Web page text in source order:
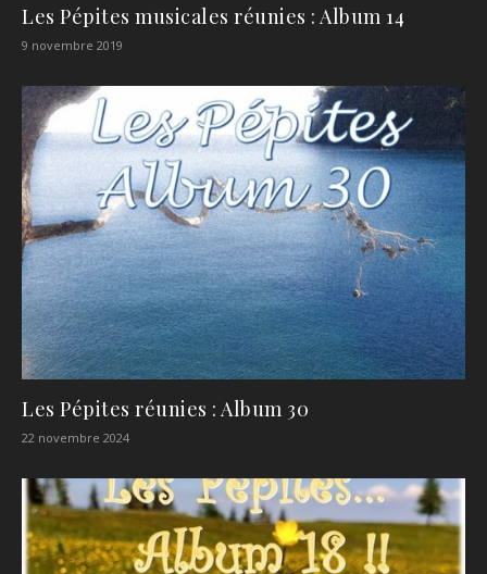
Les Pépites musicales réunies : Album 14
9 novembre 2019
Les Pépites réunies : Album 30
22 novembre 2024